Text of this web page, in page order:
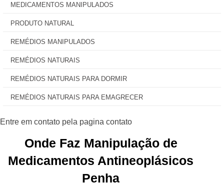
MEDICAMENTOS MANIPULADOS
PRODUTO NATURAL
REMÉDIOS MANIPULADOS
REMÉDIOS NATURAIS
REMÉDIOS NATURAIS PARA DORMIR
REMÉDIOS NATURAIS PARA EMAGRECER
Onde Faz Manipulação de
Medicamentos Antineoplásicos
Penha